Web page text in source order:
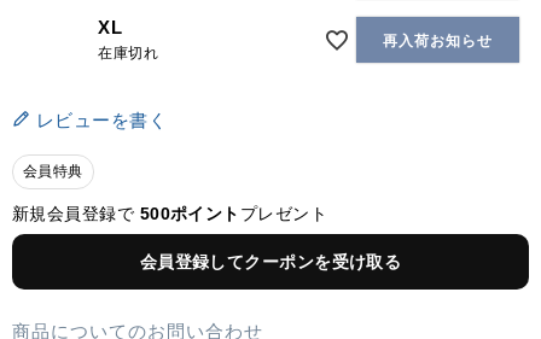
XL
在庫切れ
再入荷お知らせ
レビューを書く
会員特典
新規会員登録で 500ポイント プレゼント
会員登録してクーポンを受け取る
商品についてのお問い合わせ